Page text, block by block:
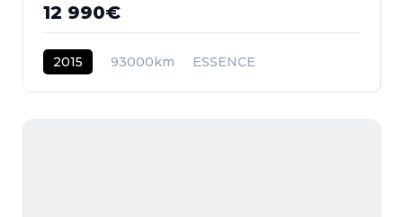
12 990€
2015 93000km ESSENCE